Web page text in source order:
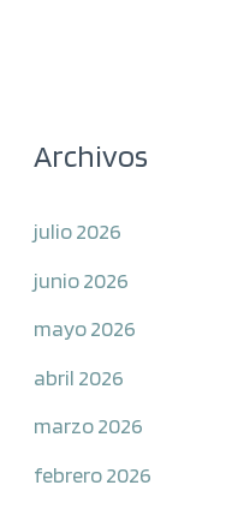
Archivos
julio 2026
junio 2026
mayo 2026
abril 2026
marzo 2026
febrero 2026